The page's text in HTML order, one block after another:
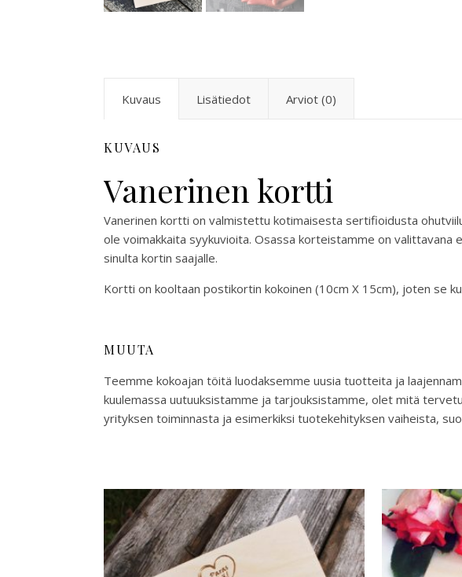
Kuvaus Lisätiedot Arviot (0)
KUVAUS
Vanerinen kortti
Vanerinen kortti on valmistettu kotimaisesta sertifioidusta
ole voimakkaita syykuvioita. Osassa korteistamme on
sinulta kortin saajalle.
Kortti on kooltaan postikortin kokoinen (10cm X 15cm), joten se
MUUTA
Teemme kokoajan töitä luodaksemme uusia tuotteita ja
kuulemassa uutuuksistamme ja tarjouksistamme, olet mitä
yrityksen toiminnasta ja esimerkiksi tuotekehityksen vaiheista,